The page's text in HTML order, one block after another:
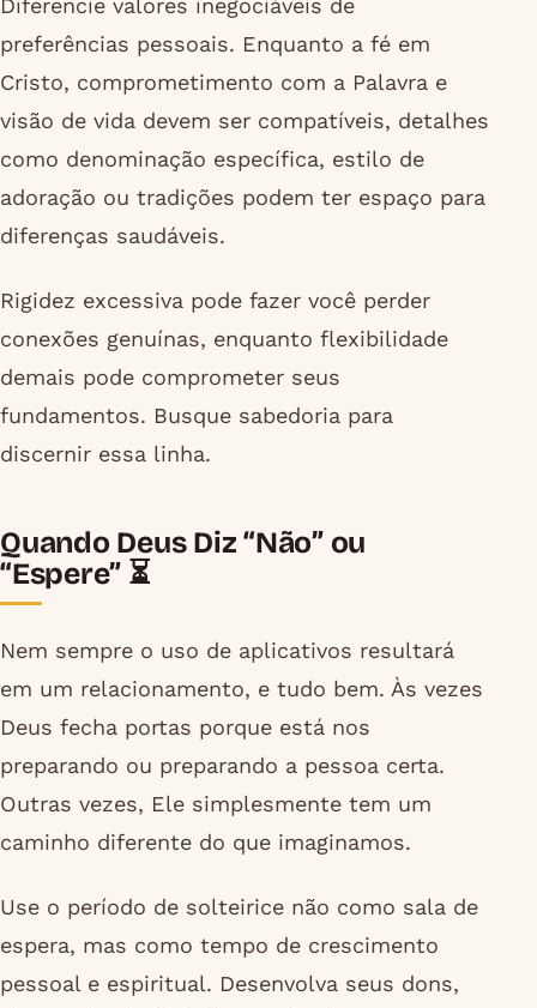
Diferencie valores inegociáveis de
preferências pessoais. Enquanto a fé em
Cristo, comprometimento com a Palavra e
visão de vida devem ser compatíveis, detalhes
como denominação específica, estilo de
adoração ou tradições podem ter espaço para
diferenças saudáveis.
Rigidez excessiva pode fazer você perder
conexões genuínas, enquanto flexibilidade
demais pode comprometer seus
fundamentos. Busque sabedoria para
discernir essa linha.
Quando Deus Diz “Não” ou
“Espere” ⏳
Nem sempre o uso de aplicativos resultará
em um relacionamento, e tudo bem. Às vezes
Deus fecha portas porque está nos
preparando ou preparando a pessoa certa.
Outras vezes, Ele simplesmente tem um
caminho diferente do que imaginamos.
Use o período de solteirice não como sala de
espera, mas como tempo de crescimento
pessoal e espiritual. Desenvolva seus dons,